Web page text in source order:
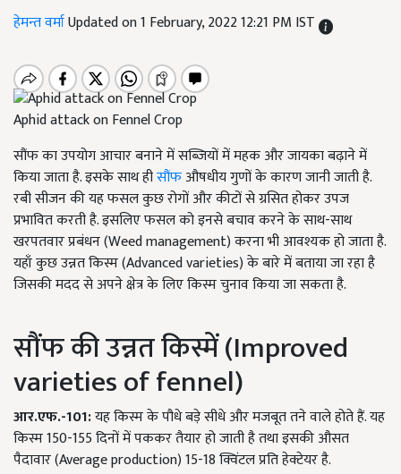
हेमन्त वर्माUpdated on 1 February, 2022 12:21 PM IST
Aphid attack on Fennel Crop
सौंफ का उपयोग आचार बनाने में सब्जियों में महक और जायका बढ़ाने में
किया जाता है. इसके साथ हीसौंफऔषधीय गुणों के कारण जानी जाती है.
रबी सीजन की यह फसल कुछ रोगों और कीटों से ग्रसित होकर उपज
प्रभावित करती है. इसलिए फसल को इनसे बचाव करने के साथ-साथ
खरपतवार प्रबंधन (Weed management) करना भी आवश्यक हो जाता है.
यहाँ कुछ उन्नत किस्म (Advanced varieties) के बारे में बताया जा रहा है
जिसकी मदद से अपने क्षेत्र के लिए किस्म चुनाव किया जा सकता है.
सौंफ की उन्नत किस्में (Improved
varieties of fennel)
आर.एफ.-101:यह किस्म के पौधे बड़े सीधे और मजबूत तने वाले होते हैं. यह
किस्म 150-155 दिनों में पककर तैयार हो जाती है तथा इसकी औसत
पैदावार (Average production) 15-18 क्विंटल प्रति हेक्टेयर है.